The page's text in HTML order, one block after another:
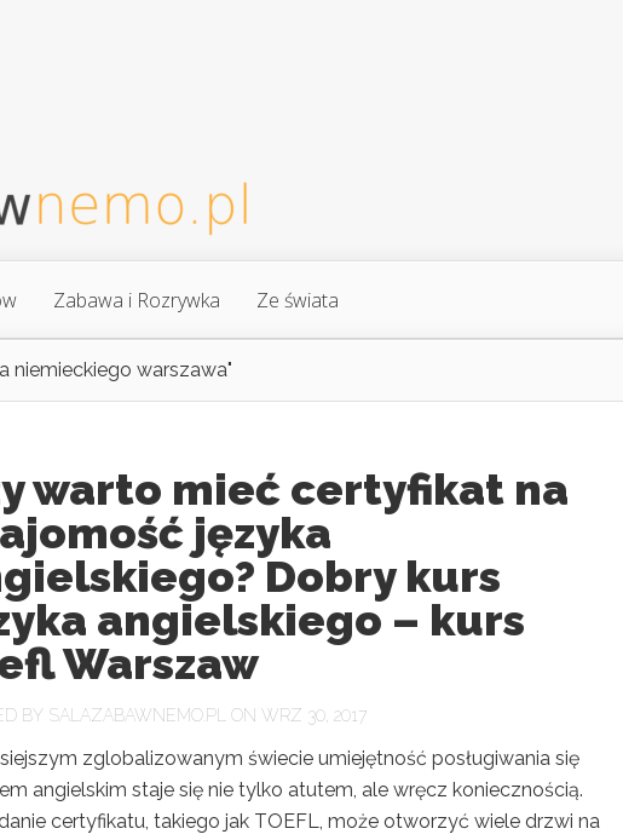
Zabawa i Rozrywka Ze świata
niemieckiego warszawa"
warto mieć certyfikat na
języka
Dobry kurs
angielskiego – kurs
Warszaw
BY SALAZABAWNEMO.PL ON WRZ 30, 2017
zglobalizowanym świecie umiejętność posługiwania się
angielskim staje się nie tylko atutem, ale wręcz koniecznością.
certyfikatu, takiego jak TOEFL, może otworzyć wiele drzwi na